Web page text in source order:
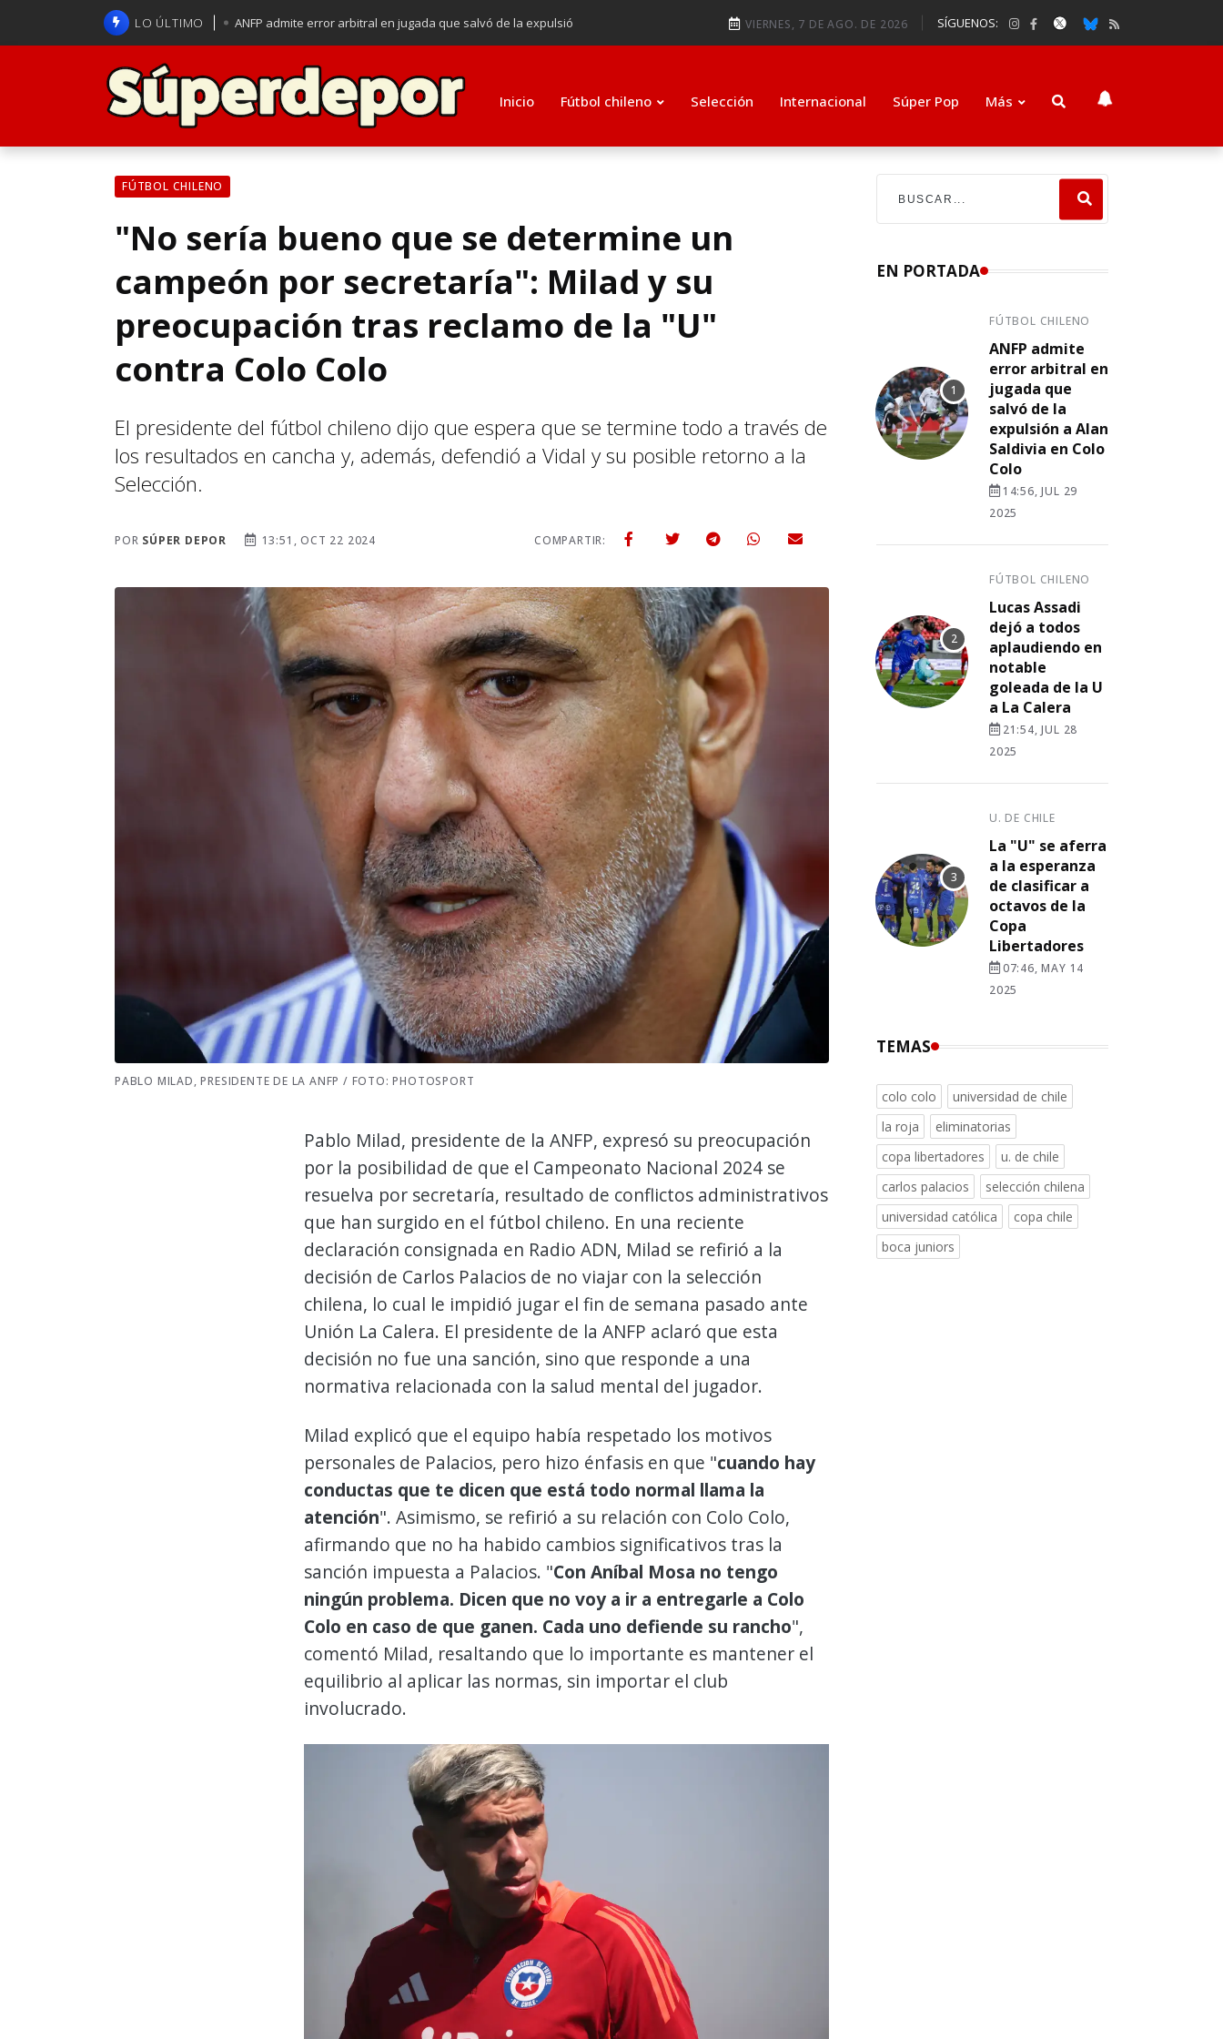
LO ÚLTIMO ANFP admite error arbitral en jugada que salvó de la expulsió
La U se aferra a la esperanza de clasificar a octavos de
Brasil anuncia a Carlo Ancelotti como su nuevo entrenador para
VIERNES, 7 DE AGO. DE 2026 SÍGUENOS:
Inicio Fútbol chileno Selección Internacional Súper Pop Más
FÚTBOL CHILENO
"No sería bueno que se determine un
campeón por secretaría": Milad y su
preocupación tras reclamo de la "U"
contra Colo Colo
El presidente del fútbol chileno dijo que espera que se termine todo a través de
los resultados en cancha y, además, defendió a Vidal y su posible retorno a la
Selección.
POR SÚPER DEPOR 13:51, OCT 22 2024 COMPARTIR:
PABLO MILAD, PRESIDENTE DE LA ANFP / FOTO: PHOTOSPORT
Pablo Milad, presidente de la ANFP, expresó su preocupación
por la posibilidad de que el Campeonato Nacional 2024 se
resuelva por secretaría, resultado de conflictos administrativos
que han surgido en el fútbol chileno. En una reciente
declaración consignada en Radio ADN, Milad se refirió a la
decisión de Carlos Palacios de no viajar con la selección
chilena, lo cual le impidió jugar el fin de semana pasado ante
Unión La Calera. El presidente de la ANFP aclaró que esta
decisión no fue una sanción, sino que responde a una
normativa relacionada con la salud mental del jugador.
Milad explicó que el equipo había respetado los motivos
personales de Palacios, pero hizo énfasis en que "cuando hay
conductas que te dicen que está todo normal llama la
atención". Asimismo, se refirió a su relación con Colo Colo,
afirmando que no ha habido cambios significativos tras la
sanción impuesta a Palacios. "Con Aníbal Mosa no tengo
ningún problema. Dicen que no voy a ir a entregarle a Colo
Colo en caso de que ganen. Cada uno defiende su rancho",
comentó Milad, resaltando que lo importante es mantener el
equilibrio al aplicar las normas, sin importar el club
involucrado.
EN PORTADA
FÚTBOL CHILENO
ANFP admite
error arbitral en
jugada que
salvó de la
expulsión a Alan
Saldivia en Colo
Colo
14:56, JUL 29
2025
FÚTBOL CHILENO
Lucas Assadi
dejó a todos
aplaudiendo en
notable
goleada de la U
a La Calera
21:54, JUL 28
2025
U. DE CHILE
La "U" se aferra
a la esperanza
de clasificar a
octavos de la
Copa
Libertadores
07:46, MAY 14
2025
TEMAS
colo colo
universidad de chile
la roja
eliminatorias
copa libertadores
u. de chile
carlos palacios
selección chilena
universidad católica
copa chile
boca juniors